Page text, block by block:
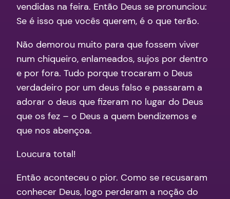
vendidas na feira. Então Deus se pronunciou:
Se é isso que vocês querem, é o que terão.
Não demorou muito para que fossem viver
num chiqueiro, enlameados, sujos por dentro
e por fora. Tudo porque trocaram o Deus
verdadeiro por um deus falso e passaram a
adorar o deus que fizeram no lugar do Deus
que os fez – o Deus a quem bendizemos e
que nos abençoa.
Loucura total!
Então aconteceu o pior. Como se recusaram
conhecer Deus, logo perderam a noção do